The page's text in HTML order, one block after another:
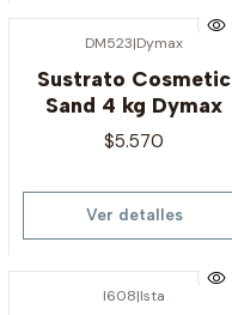
DM523|Dymax
Sustrato Cosmetic
Sand 4 kg Dymax
$5.570
Ver detalles
I608|Ista